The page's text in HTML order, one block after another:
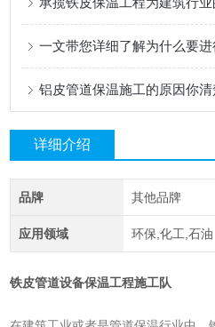
一文带您详细了解为什么要
铝皮管道保温施工的原因你清
详细介绍
品牌 其他品牌
应用领域 环保,化工,石油
铁皮管道设备保温工程施工队